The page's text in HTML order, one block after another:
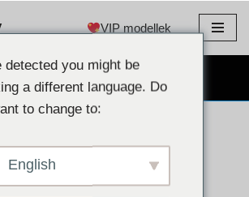
VIP modellek
WEBKAMERÁS CHAT
detected you might be
a different language. Do
to change to:
English